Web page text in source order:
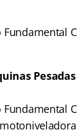
Pesadas
Fundamental